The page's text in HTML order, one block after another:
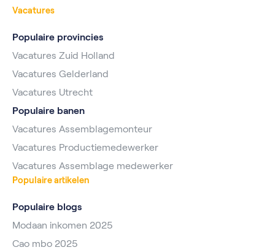
Vacatures
Populaire provincies
Vacatures Zuid Holland
Vacatures Gelderland
Vacatures Utrecht
Populaire banen
Vacatures Assemblagemonteur
Vacatures Productiemedewerker
Vacatures Assemblage medewerker
Populaire artikelen
Populaire blogs
Modaan inkomen 2025
Cao mbo 2025